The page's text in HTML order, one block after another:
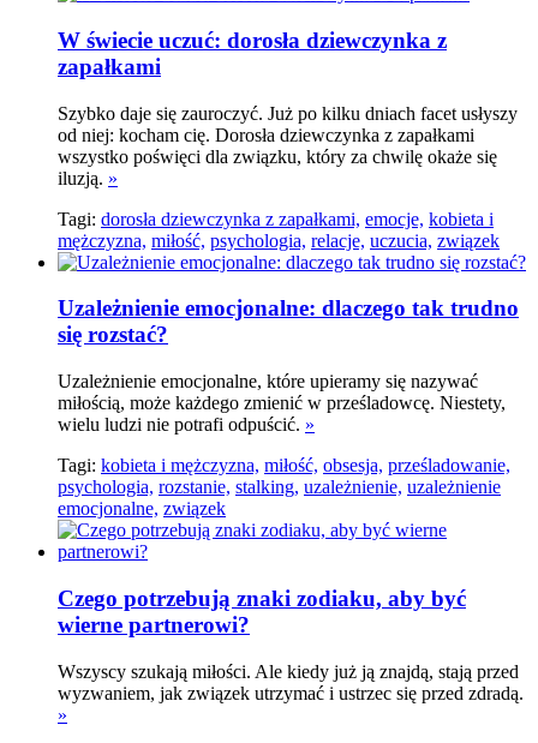
W świecie uczuć: dorosła dziewczynka z
zapałkami
Szybko daje się zauroczyć. Już po kilku dniach facet usłyszy
od niej: kocham cię. Dorosła dziewczynka z zapałkami
wszystko poświęci dla związku, który za chwilę okaże się
iluzją. »
Tagi: dorosła dziewczynka z zapałkami, emocje, kobieta i
mężczyzna, miłość, psychologia, relacje, uczucia, związek
Uzależnienie emocjonalne: dlaczego tak trudno
się rozstać?
Uzależnienie emocjonalne, które upieramy się nazywać
miłością, może każdego zmienić w prześladowcę. Niestety,
wielu ludzi nie potrafi odpuścić. »
Tagi: kobieta i mężczyzna, miłość, obsesja, prześladowanie,
psychologia, rozstanie, stalking, uzależnienie, uzależnienie
emocjonalne, związek
Czego potrzebują znaki zodiaku, aby być
wierne partnerowi?
Wszyscy szukają miłości. Ale kiedy już ją znajdą, stają przed
wyzwaniem, jak związek utrzymać i ustrzec się przed zdradą.
»